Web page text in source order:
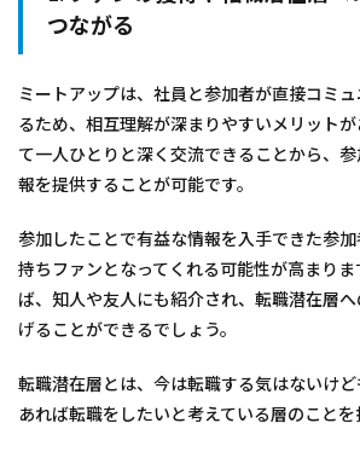
つながる
ミートアップは、社員と参加者が直接コミ
るため、相互理解が深まりやすいメリットが
て一人ひとりと深く交流できることから、
報を提供することが可能です。
参加したことで有益な情報を入手できた参
持ちファンとなってくれる可能性が高まり
ば、知人や友人にも紹介され、転職潜在層
げることができるでしょう。
転職潜在層とは、今は転職する気はないけ
あれば転職をしたいと考えている層のことを